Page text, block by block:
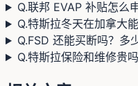
Q.联邦 EVAP 补贴怎么
Q.特斯拉冬天在加拿大
Q.FSD 还能买断吗？多
Q.特斯拉保险和维修贵吗